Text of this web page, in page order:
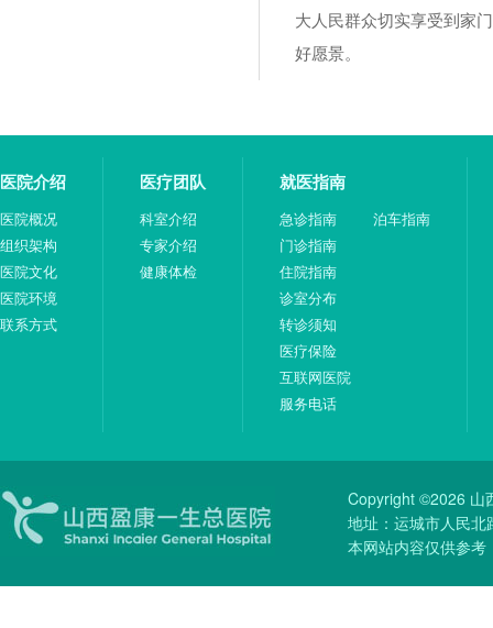
大人民群众切实享受到家
好愿景。
医院介绍
医院概况
组织架构
医院文化
医院环境
联系方式
医疗团队
科室介绍
专家介绍
健康体检
就医指南
急诊指南
门诊指南
住院指南
诊室分布
转诊须知
医疗保险
互联网医院
服务电话
泊车指南
Copyright ©2026
地址：运城市人民
本网站内容仅供参